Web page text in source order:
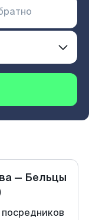
— Бельцы